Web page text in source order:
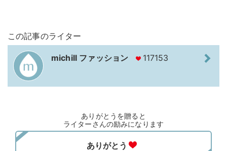
この記事のライター
michill ファッション 117153
ありがとうを贈ると
ライターさんの励みになります